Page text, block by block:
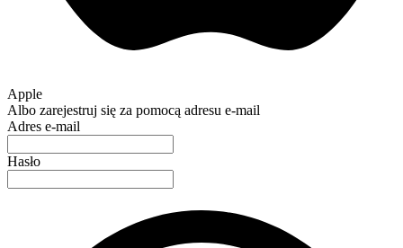
Apple
Albo zarejestruj się za pomocą adresu e-mail
Adres e-mail
Hasło